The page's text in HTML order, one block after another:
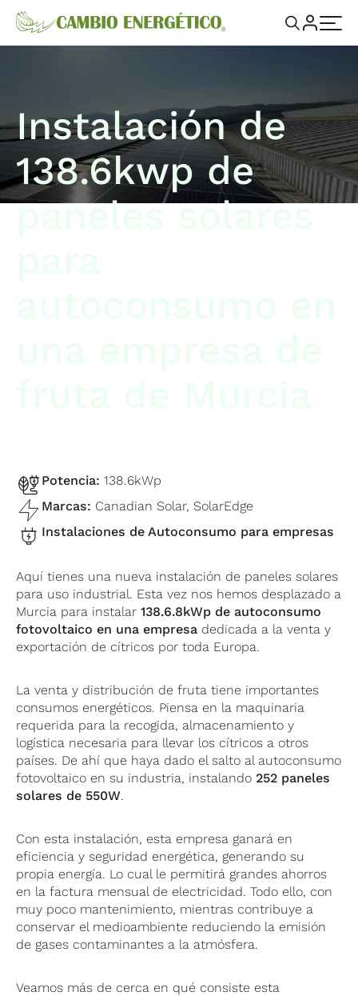
Instalación de
138.6kwp de
paneles solares
Potencia:138.6kWp
Marcas: Canadian Solar, SolarEdge
Instalaciones de Autoconsumo para empresas
Aquí tienes una nueva instalación de paneles solares
para uso industrial. Esta vez nos hemos desplazado a
Murcia para instalar138.6.8kWp de autoconsumo
fotovoltaico en una empresa dedicada a la venta y
exportación de cítricos por toda Europa.
La venta y distribución de fruta tiene importantes
consumos energéticos. Piensa en la maquinaria
requerida para la recogida, almacenamiento y
logística necesaria para llevar los cítricos a otros
países. De ahí que haya dado el salto al autoconsumo
fotovoltaico en su industria, instalando 252 paneles
solares de 550W.
Con esta instalación, esta empresa ganará en
eficiencia y seguridad energética, generando su
propia energía. Lo cual le permitirá grandes ahorros
en la factura mensual de electricidad. Todo ello, con
muy poco mantenimiento, mientras contribuye a
conservar el medioambiente reduciendo la emisión
de gases contaminantes a la atmósfera.
Veamos más de cerca en qué consiste esta